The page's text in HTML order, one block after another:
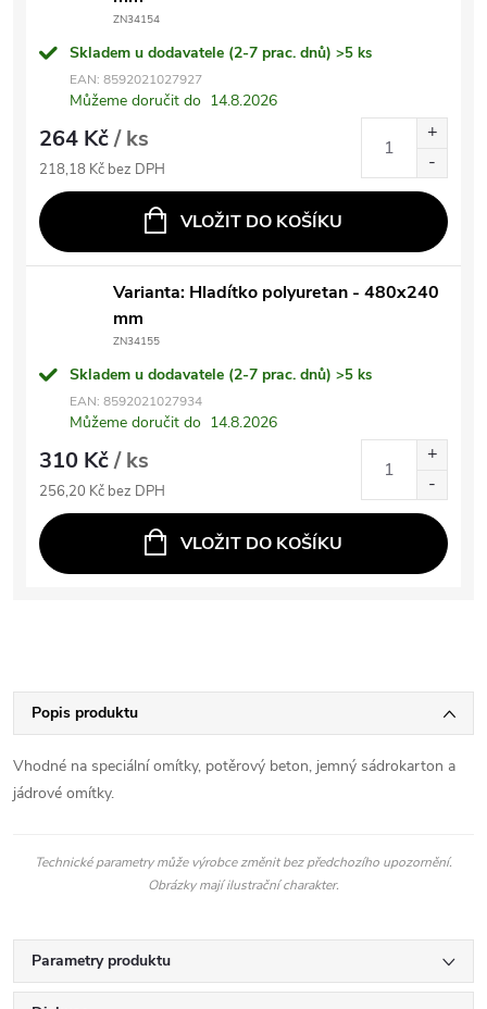
ZN34154
Skladem u dodavatele (2-7 prac. dnů) >5 ks
EAN: 8592021027927
Můžeme doručit do 14.8.2026
264 Kč/ ks
218,18 Kč bez DPH
VLOŽIT DO KOŠÍKU
Varianta: Hladítko polyuretan - 480x240
mm
ZN34155
Skladem u dodavatele (2-7 prac. dnů) >5 ks
EAN: 8592021027934
Můžeme doručit do 14.8.2026
310 Kč/ ks
256,20 Kč bez DPH
VLOŽIT DO KOŠÍKU
Popis produktu
Vhodné na speciální omítky, potěrový beton, jemný sádrokarton a
jádrové omítky.
Technické parametry může výrobce změnit bez předchozího upozornění.
Obrázky mají ilustrační charakter.
Parametry produktu